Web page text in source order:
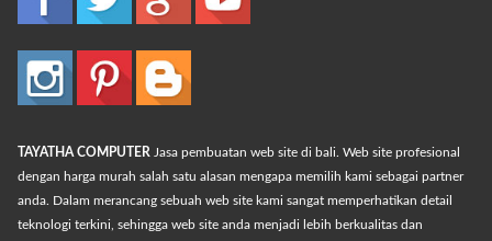
TAYATHA COMPUTER Jasa pembuatan web site di bali. Web site profesional
dengan harga murah salah satu alasan mengapa memilih kami sebagai partner
anda. Dalam merancang sebuah web site kami sangat memperhatikan detail
teknologi terkini, sehingga web site anda menjadi lebih berkualitas dan